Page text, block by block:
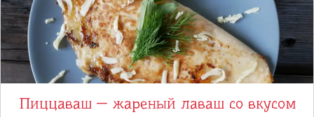
Пиццаваш — жареный лаваш со вкусом